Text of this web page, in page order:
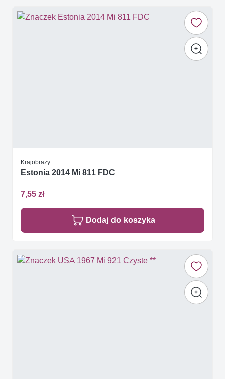
Krajobrazy
Estonia 2014 Mi 811 FDC
7,55 zł
Dodaj do koszyka